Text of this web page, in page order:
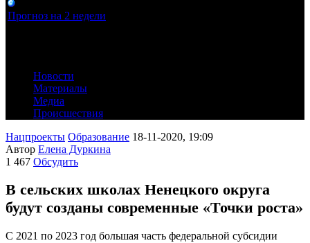
Прогноз на 2 недели
Новости
Материалы
Медиа
Происшествия
Нацпроекты Образование 18-11-2020, 19:09
Автор Елена Дуркина
1 467 Обсудить
В сельских школах Ненецкого округа
будут созданы современные «Точки роста»
С 2021 по 2023 год большая часть федеральной субсидии